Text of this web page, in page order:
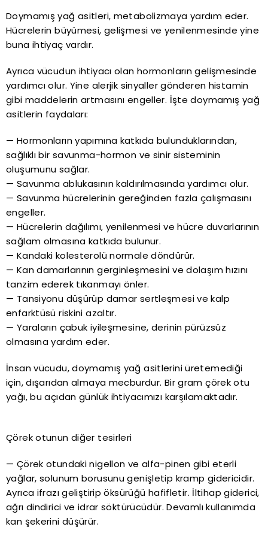
Doymamış yağ asitleri, metabolizmaya yardım eder.
Hücrelerin büyümesi, gelişmesi ve yenilenmesinde yine
buna ihtiyaç vardır.
Ayrıca vücudun ihtiyacı olan hormonların gelişmesinde
yardımcı olur. Yine alerjik sinyaller gönderen histamin
gibi maddelerin artmasını engeller. İşte doymamış yağ
asitlerin faydaları:
— Hormonların yapımına katkıda bulunduklarından,
sağlıklı bir savunma-hormon ve sinir sisteminin
oluşumunu sağlar.
— Savunma ablukasının kaldırılmasında yardımcı olur.
— Savunma hücrelerinin gereğinden fazla çalışmasını
engeller.
— Hücrelerin dağılımı, yenilenmesi ve hücre duvarlarının
sağlam olmasına katkıda bulunur.
— Kandaki kolesterolü normale döndürür.
— Kan damarlarının gerginleşmesini ve dolaşım hızını
tanzim ederek tıkanmayı önler.
— Tansiyonu düşürüp damar sertleşmesi ve kalp
enfarktüsü riskini azaltır.
— Yaraların çabuk iyileşmesine, derinin pürüzsüz
olmasına yardım eder.
İnsan vücudu, doymamış yağ asitlerini üretemediği
için, dışarıdan almaya mecburdur. Bir gram çörek otu
yağı, bu açıdan günlük ihtiyacımızı karşılamaktadır.
Çörek otunun diğer tesirleri
— Çörek otundaki nigellon ve alfa-pinen gibi eterli
yağlar, solunum borusunu genişletip kramp gidericidir.
Ayrıca ifrazı geliştirip öksürüğü hafifletir. İltihap giderici,
ağrı dindirici ve idrar söktürücüdür. Devamlı kullanımda
kan şekerini düşürür.